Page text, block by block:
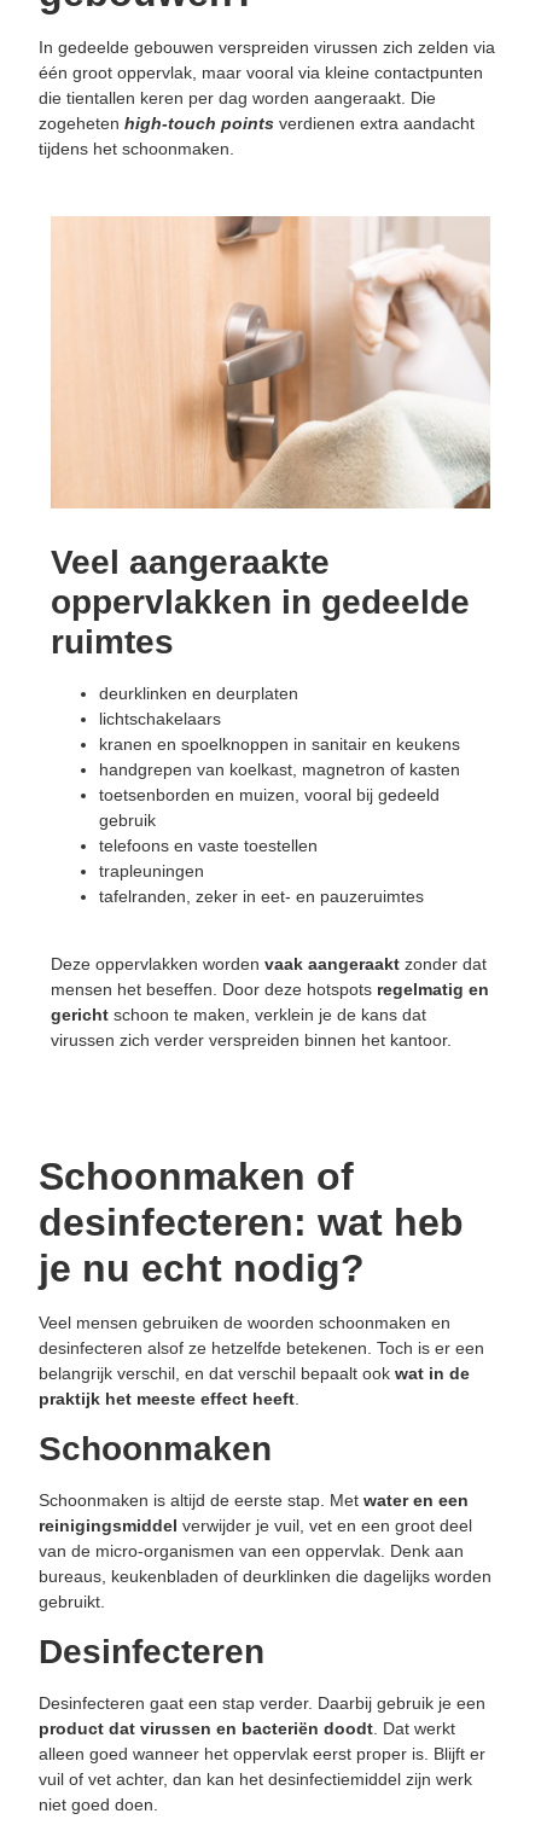
In gedeelde gebouwen verspreiden virussen zich zelden via
één groot oppervlak, maar vooral via kleine contactpunten
die tientallen keren per dag worden aangeraakt. Die
zogehetenhigh-touch points verdienen extra aandacht
tijdens het schoonmaken.
Veel aangeraakte
oppervlakken in gedeelde
ruimtes
deurklinken en deurplaten
lichtschakelaars
kranen en spoelknoppen in sanitair en keukens
handgrepen van koelkast, magnetron of kasten
toetsenborden en muizen, vooral bij gedeeld
gebruik
telefoons en vaste toestellen
trapleuningen
tafelranden, zeker in eet- en pauzeruimtes
Deze oppervlakken wordenvaak aangeraakt zonder dat
mensen het beseffen. Door deze hotspots regelmatig en
gericht schoon te maken, verklein je de kans dat
virussen zich verder verspreiden binnen het kantoor.
Schoonmaken of
desinfecteren: wat heb
je nu echt nodig?
Veel mensen gebruiken de woorden schoonmaken en
desinfecteren alsof ze hetzelfde betekenen. Toch is er een
belangrijk verschil, en dat verschil bepaalt ookwat in de
praktijk het meeste effect heeft
Schoonmaken
Schoonmaken is altijd de eerste stap. Metwater en een
reinigingsmiddel verwijder je vuil, vet en een groot deel
van de micro-organismen van een oppervlak. Denk aan
bureaus, keukenbladen of deurklinken die dagelijks worden
gebruikt.
Desinfecteren
Desinfecteren gaat een stap verder. Daarbij gebruik je een
product dat virussen en bacteriën doodt. Dat werkt
alleen goed wanneer het oppervlak eerst proper is. Blijft er
vuil of vet achter, dan kan het desinfectiemiddel zijn werk
niet goed doen.